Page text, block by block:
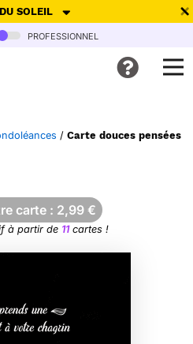
SOLEIL
SUMMER26pour envoyer des
afficher
professionnel
/ Carte douces pensées
carte : 2,99 €
à partir de 11cartes !